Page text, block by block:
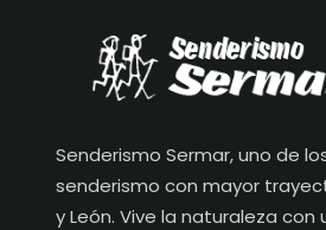
Senderismo Sermar, uno de
senderismo con mayor
y León. Vive la naturaleza con